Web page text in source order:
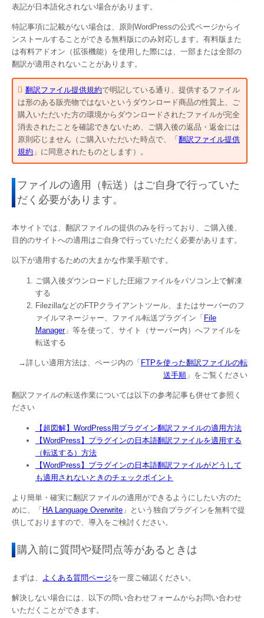
表記が日本語化されない場合があります。
特記事項に記載がない場合は、原則WordPressの公式ページからイ
ンストールすることができる無料版にのみ対応します。有料版また
は有料アドオン（拡張機能）を使用した際には、一部または全部の
翻訳が適用されないことがあります。
翻訳ファイル提供規約で明記している通り、提供するファイル
は形のある販売物ではないというダウンロード商品の性質上、ご
購入いただいた方の環境からダウンロードされたファイルが完全
消去されたことを確認できないため、ご購入後の返品・返金には
原則応じません（ご購入いただいた時点で、「 翻訳ファイル提供
規約 」に同意されたものとします）。
ファイルの適用（転送）はご自身で行っていた
だく必要があります。
本サイトでは、翻訳ファイルの提供のみを行っており、ご購入後、
目的のサイトへの適用はご自身で行っていただく必要があります。
以下が適用するための大まかな作業手順です。
ご購入後ダウンロードした圧縮ファイルをパソコン上で解凍
する
FilezillaなどのFTPクライアントツール、またはサーバーのフ
ァイルマネージャー、ファイル転送プラグイン「 File
Manager」等を使って、サイト（サーバー内）へファイルを
転送する
→詳しい適用方法は、ページ内の「 FTPを使った翻訳ファイルの転
送手順 」をご覧ください
翻訳ファイルの転送作業については以下の参考記事も併せて参照く
ださい
【超図解】WordPress用プラグイン翻訳ファイルの適用方法
【WordPress】プラグインの日本語翻訳ファイルを適用する
（転送する）方法
【WordPress】プラグインの日本語翻訳ファイルがどうして
も適用されないときのチェックポイント
より簡単・確実に翻訳ファイルの適用ができるようにしたい方のた
めに、「 HA Language Overwrite 」という独自プラグインを無料で提
供しておりますので、導入をご検討ください。
購入前に質問や疑問点等があるときは
まずは、 よくある質問ページを一度ご確認ください。
解決しない場合には、以下の問い合わせフォームからお問い合わせ
いただくことができます。